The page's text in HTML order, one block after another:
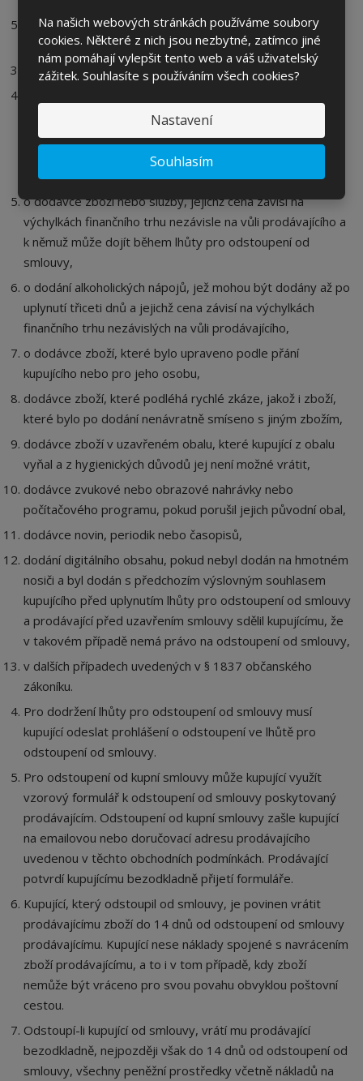
Na našich webových stránkách používáme soubory
cookies. Některé z nich jsou nezbytné, zatímco jiné
nám pomáhají vylepšit tento web a váš uživatelský
zážitek. Souhlasíte s používáním všech cookies?
Nastavení
Souhlasím
ode dne převzetí první dodávky zboží, je-li předmětem
smlouvy pravidelná opakovaná dodávka zboží.
Kupující nemůže mimo jiné odstoupit od kupní smlouvy:
předchozím výslovným souhlasem před uplynutím lhůty
pro odstoupení od smlouvy a prodávající před uzavřením
smlouvy sdělil kupujícímu, že v takovém případě nemá
právo na odstoupení od smlouvy,
o dodávce zboží nebo služby, jejichž cena závisí na
výchylkách finančního trhu nezávisle na vůli prodávajícího a
k němuž může dojít během lhůty pro odstoupení od
smlouvy,
o dodání alkoholických nápojů, jež mohou být dodány až po
uplynutí třiceti dnů a jejichž cena závisí na výchylkách
finančního trhu nezávislých na vůli prodávajícího,
o dodávce zboží, které bylo upraveno podle přání
kupujícího nebo pro jeho osobu,
dodávce zboží, které podléhá rychlé zkáze, jakož i zboží,
které bylo po dodání nenávratně smíseno s jiným zbožím,
dodávce zboží v uzavřeném obalu, které kupující z obalu
vyňal a z hygienických důvodů jej není možné vrátit,
dodávce zvukové nebo obrazové nahrávky nebo
počítačového programu, pokud porušil jejich původní obal,
dodávce novin, periodik nebo časopisů,
dodání digitálního obsahu, pokud nebyl dodán na hmotném
nosiči a byl dodán s předchozím výslovným souhlasem
kupujícího před uplynutím lhůty pro odstoupení od smlouvy
a prodávající před uzavřením smlouvy sdělil kupujícímu, že
v takovém případě nemá právo na odstoupení od smlouvy,
v dalších případech uvedených v § 1837 občanského
zákoníku.
Pro dodržení lhůty pro odstoupení od smlouvy musí
kupující odeslat prohlášení o odstoupení ve lhůtě pro
odstoupení od smlouvy.
Pro odstoupení od kupní smlouvy může kupující využít
vzorový formulář k odstoupení od smlouvy poskytovaný
prodávajícím. Odstoupení od kupní smlouvy zašle kupující
na emailovou nebo doručovací adresu prodávajícího
uvedenou v těchto obchodních podmínkách. Prodávající
potvrdí kupujícímu bezodkladně přijetí formuláře.
Kupující, který odstoupil od smlouvy, je povinen vrátit
prodávajícímu zboží do 14 dnů od odstoupení od smlouvy
prodávajícímu. Kupující nese náklady spojené s navrácením
zboží prodávajícímu, a to i v tom případě, kdy zboží
nemůže být vráceno pro svou povahu obvyklou poštovní
cestou.
Odstoupí-li kupující od smlouvy, vrátí mu prodávající
bezodkladně, nejpozději však do 14 dnů od odstoupení od
smlouvy, všechny peněžní prostředky včetně nákladů na